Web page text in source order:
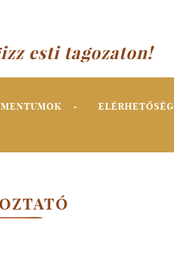
esti tagozaton!
ELÉRHETŐSÉG